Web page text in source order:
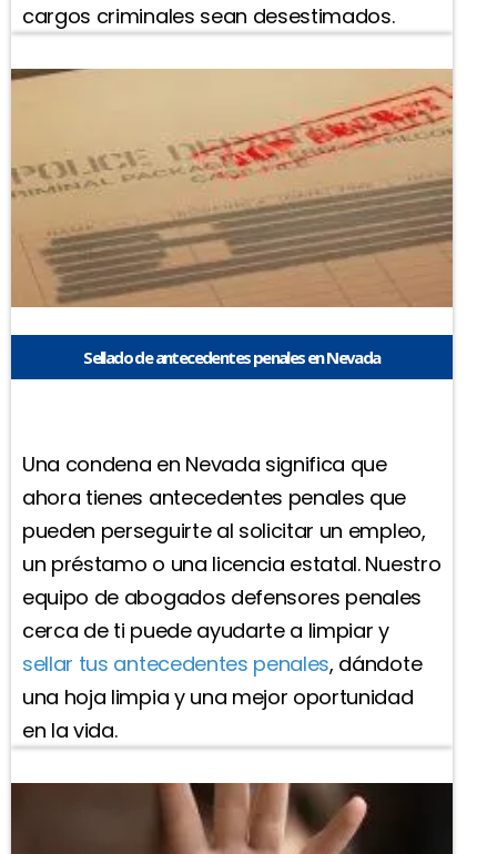
cargos criminales sean desestimados.
Sellado de antecedentes penales en Nevada
Una condena en Nevada significa que
ahora tienes antecedentes penales que
pueden perseguirte al solicitar un empleo,
un préstamo o una licencia estatal. Nuestro
equipo de abogados defensores penales
cerca de ti puede ayudarte a limpiar y
sellar tus antecedentes penales, dándote
una hoja limpia y una mejor oportunidad
en la vida.